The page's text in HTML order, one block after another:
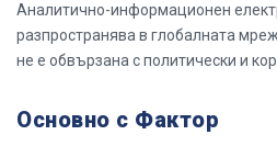
Аналитично-информационен
разпространява в глобалната
не е обвързана с политически и
Основно с Фактор